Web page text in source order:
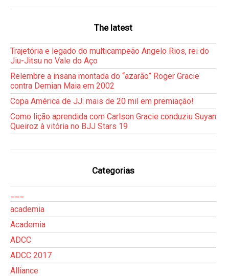
The latest
Trajetória e legado do multicampeão Angelo Rios, rei do
Jiu-Jitsu no Vale do Aço
Relembre a insana montada do “azarão” Roger Gracie
contra Demian Maia em 2002
Copa América de JJ: mais de 20 mil em premiação!
Como lição aprendida com Carlson Gracie conduziu Suyan
Queiroz à vitória no BJJ Stars 19
Categorias
academia
Academia
ADCC
ADCC 2017
Alliance